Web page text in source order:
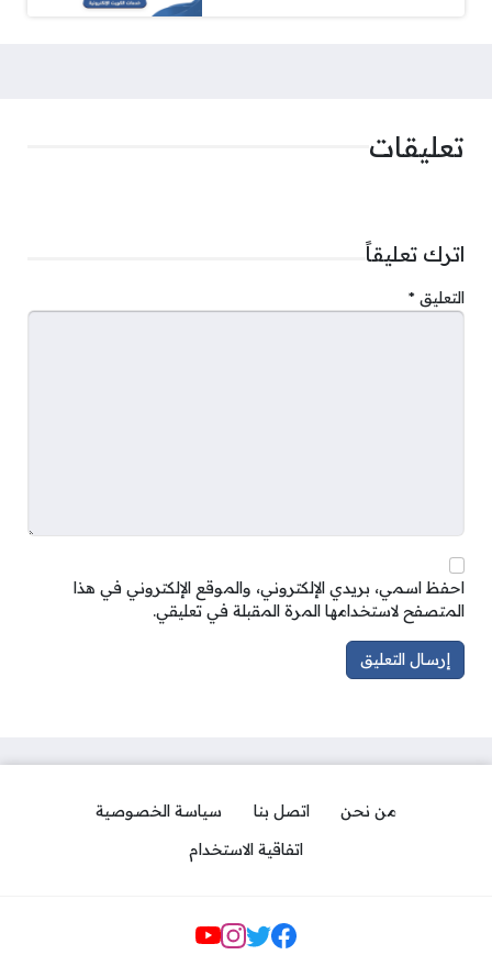
تعليقات
اترك تعليقاً
التعليق *
احفظ اسمي، بريدي الإلكتروني، والموقع الإلكتروني في هذا
المتصفح لاستخدامها المرة المقبلة في تعليقي.
من نحن اتصل بنا
سياسة الخصوصية
اتفاقية الاستخدام
مواقع التواصل